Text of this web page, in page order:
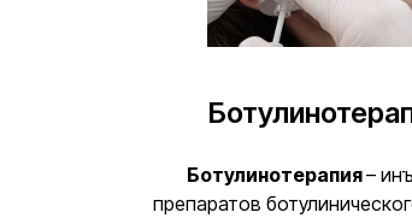
Ботулинотерапия–
препаратов